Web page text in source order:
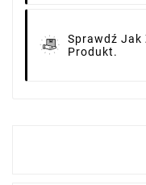
Sprawdź Jak
Produkt.